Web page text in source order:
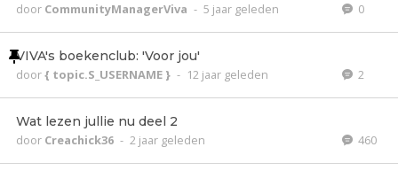
door CommunityManagerViva - 5 jaar geleden 0
VIVA's boekenclub: 'Voor jou'
door{ topic.S_USERNAME } - 12 jaar geleden 2
Wat lezen jullie nu deel 2
door Creachick36 - 2 jaar geleden 460